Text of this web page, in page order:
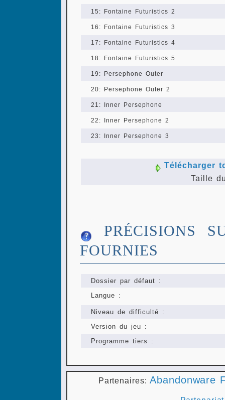
15: Fontaine Futuristics 2
16: Fontaine Futuristics 3
17: Fontaine Futuristics 4
18: Fontaine Futuristics 5
19: Persephone Outer
20: Persephone Outer 2
21: Inner Persephone
22: Inner Persephone 2
23: Inner Persephone 3
Télécharger
Taille
PRÉCISIONS
FOURNIES
Dossier par défaut :
Langue :
Niveau de difficulté :
Version du jeu :
Programme tiers :
Partenaires:Abandonware